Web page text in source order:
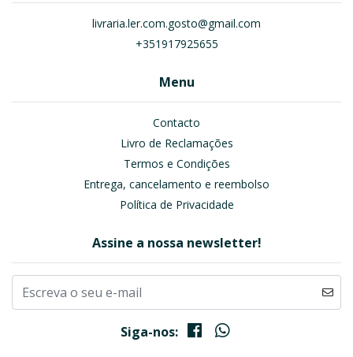
livraria.ler.com.gosto@gmail.com
+351917925655
Menu
Contacto
Livro de Reclamações
Termos e Condições
Entrega, cancelamento e reembolso
Política de Privacidade
Assine a nossa newsletter!
Siga-nos: